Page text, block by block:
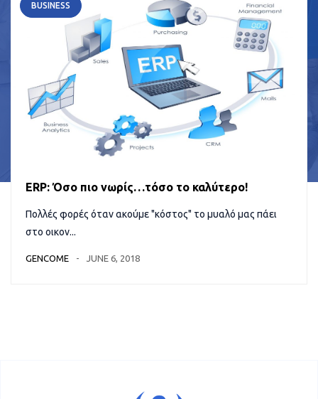
BUSINESS
ERP: Όσο πιο νωρίς…τόσο το καλύτερο!
Πολλές φορές όταν ακούμε "κόστος" το μυαλό μας πάει
στο οικον...
GENCOME JUNE 6, 2018